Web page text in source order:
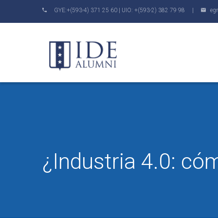
GYE:+(593-4) 371 25 60 | UIO: +(593-2) 382 79 98 |
¿Industria 4.0: